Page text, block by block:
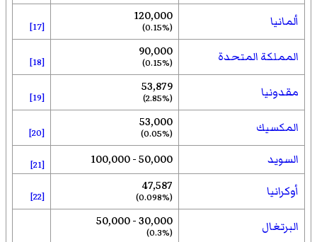
ألمانيا 120,000
(0.15%)
[17]
المملكة المتحدة 90,000
(0.15%)
[18]
مقدونيا 53,879
(2.85%)
[19]
المكسيك 53,000
(0.05%)
[20]
السويد 50,000 - 100,000
[21]
أوكرانيا 47,587
(0.098%)
[22]
البرتغال 30,000 - 50,000
(0.3%)